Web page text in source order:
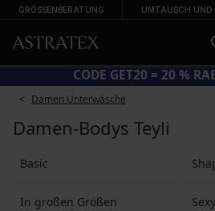
GRÖSSENBERATUNG UMTAUSCH UND
CODE GET20 = 20 %
Damen Unterwäsche
Damen-Bodys Teyli
Basic
In großen Größen Sexy